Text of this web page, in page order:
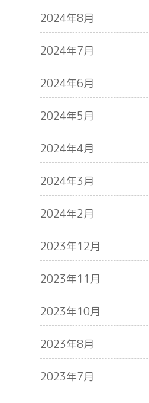
2024年8月
2024年7月
2024年6月
2024年5月
2024年4月
2024年3月
2024年2月
2023年12月
2023年11月
2023年10月
2023年8月
2023年7月